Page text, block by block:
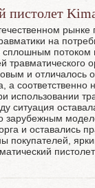
пистолет
рынке
на
потоком
травматического
и отличалось
а
использовании
ситуация
зарубежным
и оставались
покупателей,